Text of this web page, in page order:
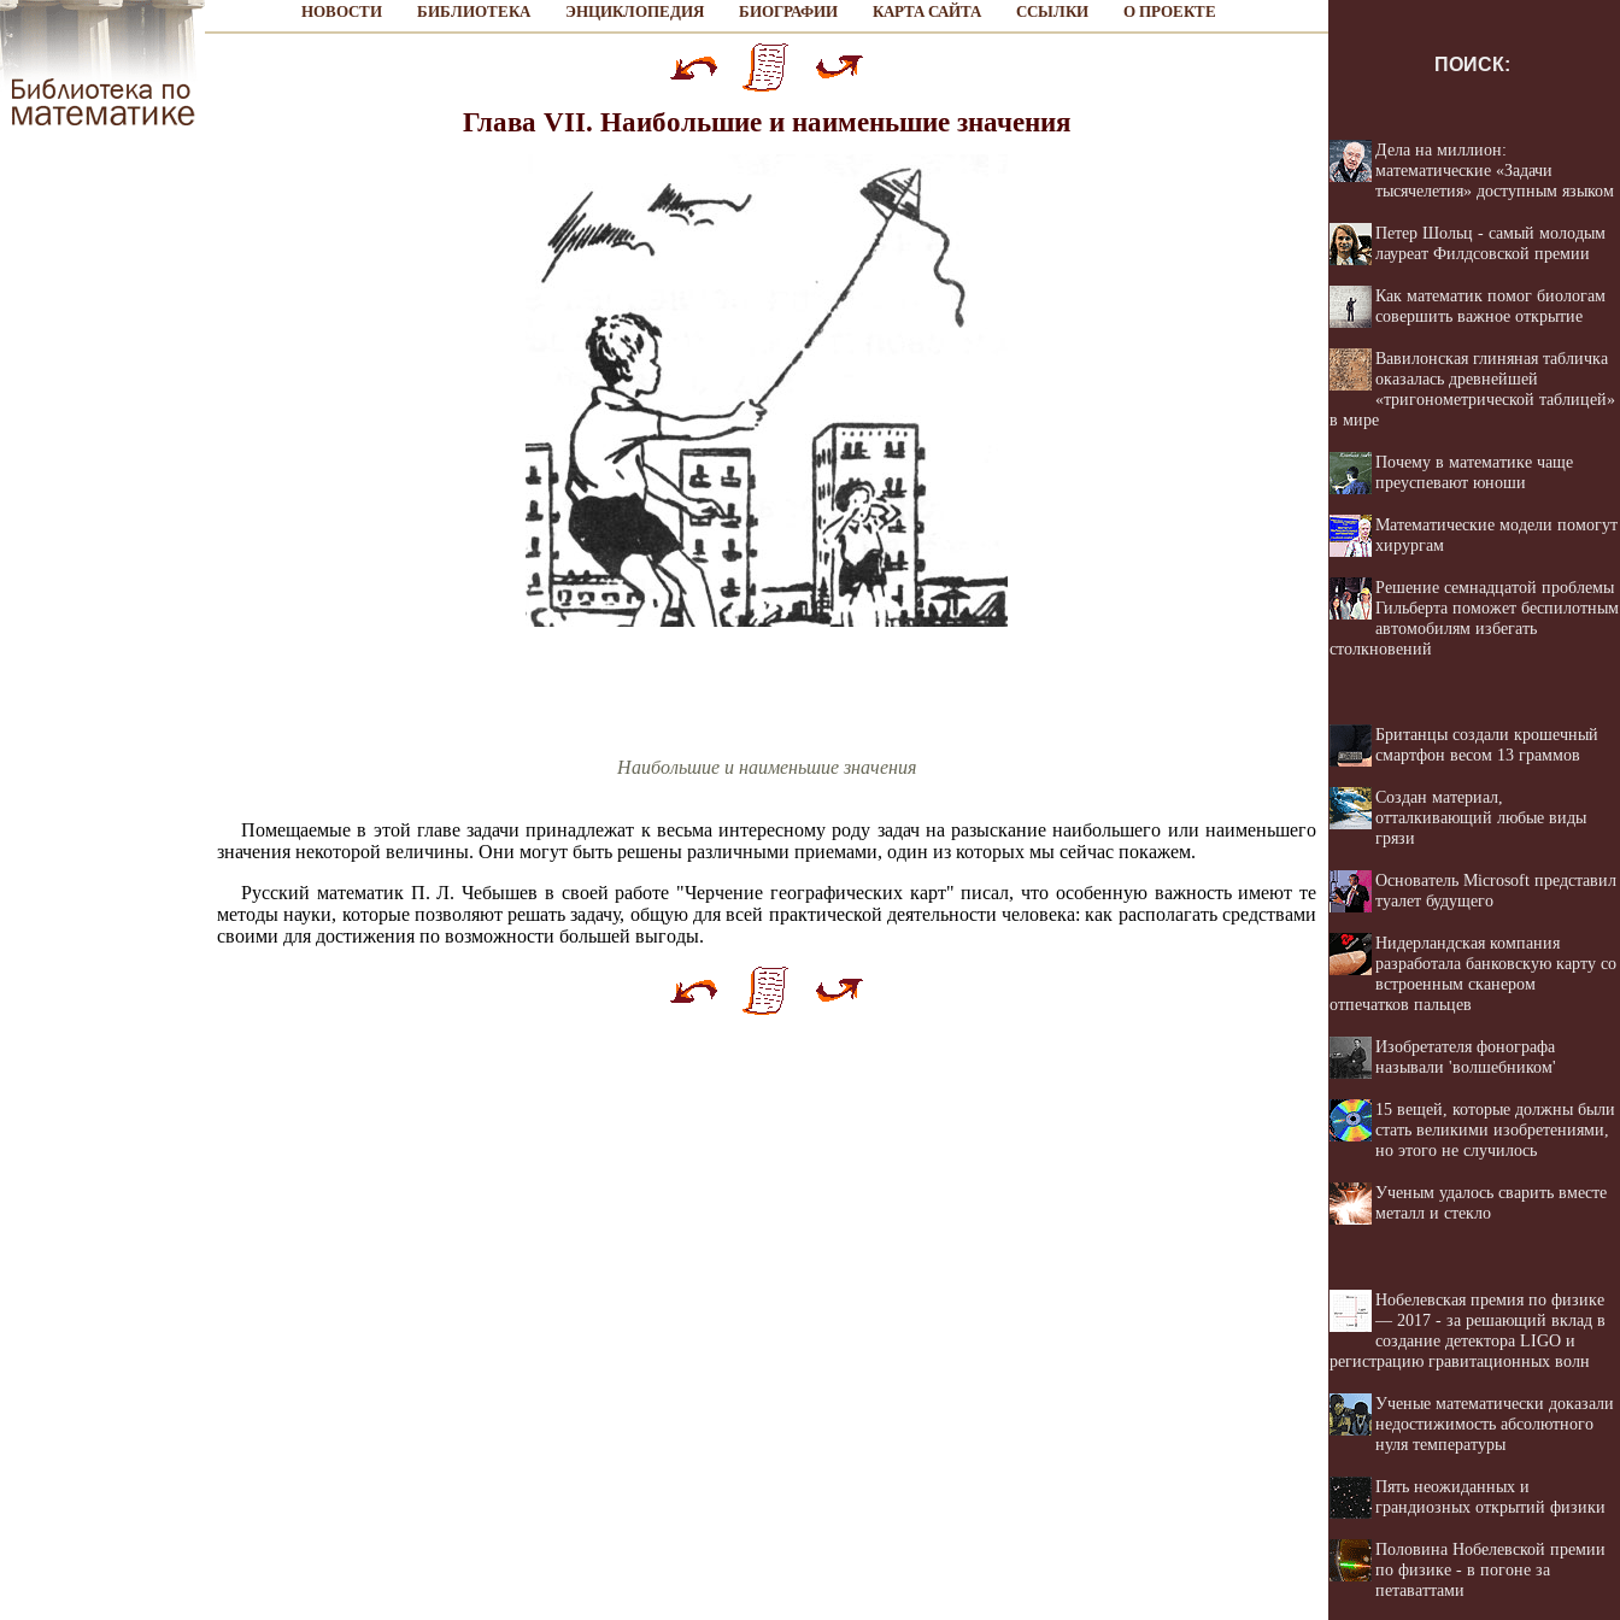
НОВОСТИ БИБЛИОТЕКА ЭНЦИКЛОПЕДИЯ БИОГРАФИИ КАРТА САЙТА ССЫЛКИ О ПРОЕКТЕ
Глава VII. Наибольшие и наименьшие значения
Наибольшие и наименьшие значения
Помещаемые в этой главе задачи принадлежат к весьма интересному роду задач на разыскание наибольшего или наименьшего
значения некоторой величины. Они могут быть решены различными приемами, один из которых мы сейчас покажем.
Русский математик П. Л. Чебышев в своей работе "Черчение географических карт" писал, что особенную важность имеют те
методы науки, которые позволяют решать задачу, общую для всей практической деятельности человека: как располагать средствами
своими для достижения по возможности большей выгоды.
ПОИСК:
Дела на миллион:
математические «Задачи
тысячелетия» доступным языком
Петер Шольц - самый молодым
лауреат Филдсовской премии
Как математик помог биологам
совершить важное открытие
Вавилонская глиняная табличка
оказалась древнейшей
«тригонометрической таблицей»
в мире
Почему в математике чаще
преуспевают юноши
Математические модели помогут
хирургам
Решение семнадцатой проблемы
Гильберта поможет беспилотным
автомобилям избегать
столкновений
Британцы создали крошечный
смартфон весом 13 граммов
Создан материал,
отталкивающий любые виды
грязи
Основатель Microsoft представил
туалет будущего
Нидерландская компания
разработала банковскую карту со
встроенным сканером
отпечатков пальцев
Изобретателя фонографа
называли 'волшебником'
15 вещей, которые должны были
стать великими изобретениями,
но этого не случилось
Ученым удалось сварить вместе
металл и стекло
Нобелевская премия по физике
— 2017 - за решающий вклад в
создание детектора LIGO и
регистрацию гравитационных волн
Ученые математически доказали
недостижимость абсолютного
нуля температуры
Пять неожиданных и
грандиозных открытий физики
Половина Нобелевской премии
по физике - в погоне за
петаваттами